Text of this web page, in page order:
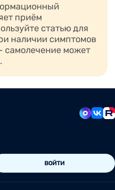
приём
статью для
наличии симптомов
самолечение может
ВОЙТИ